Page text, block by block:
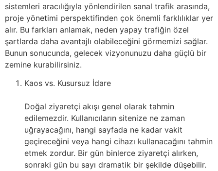
sistemleri aracılığıyla yönlendirilen sanal trafik arasında,
proje yönetimi perspektifinden çok önemli farklılıklar yer
alır. Bu farkları anlamak, neden yapay trafiğin özel
şartlarda daha avantajlı olabileceğini görmemizi sağlar.
Bunun sonucunda, gelecek vizyonunuzu daha güçlü bir
zemine kurabilirsiniz.
Kaos vs. Kusursuz İdare
Doğal ziyaretçi akışı genel olarak tahmin
edilemezdir. Kullanıcıların sitenize ne zaman
uğrayacağını, hangi sayfada ne kadar vakit
geçireceğini veya hangi cihazı kullanacağını tahmin
etmek zordur. Bir gün binlerce ziyaretçi alırken,
sonraki gün bu sayı dramatik bir şekilde düşebilir.